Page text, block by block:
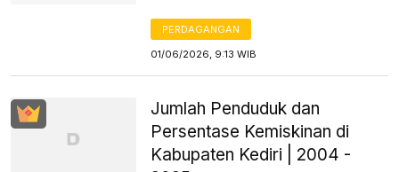
PERDAGANGAN
01/06/2026, 9:13 WIB
Jumlah Penduduk dan
Persentase Kemiskinan di
Kabupaten Kediri | 2004 -